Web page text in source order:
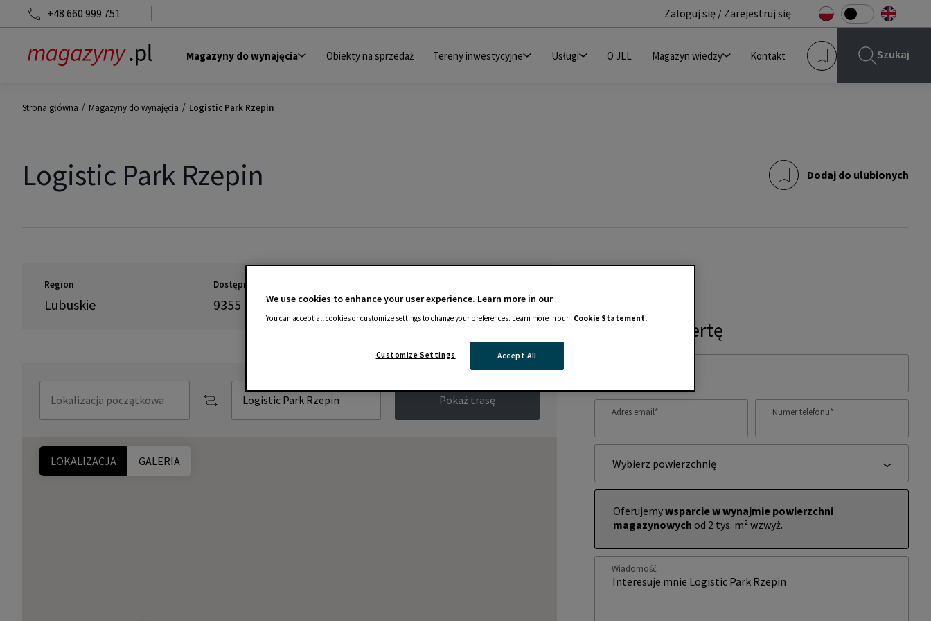
+48 660 999 751 Zaloguj się / Zarejestruj się
Magazyny do wynajęcia Obiekty na sprzedaż Tereny inwestycyjne Usługi O JLL Magazyn wiedzy Kontakt Szukaj
Strona główna / Magazyny do wynajęcia / Logistic Park Rzepin
Logistic Park Rzepin Dodaj do ulubionych
Region
Lubuskie
Dostępność
9355
LOKALIZACJA GALERIA
Pokaż trasę
Zapytaj o ofertę
Adres email* Numer telefonu*
Wybierz powierzchnię
Oferujemywsparcie w wynajmie powierzchni
magazynowych od 2 tys. m² wzwyż.
Wiadomość
We use cookies to enhance your user experience. Learn more in our
You can accept all cookies or customize settings to change your preferences. Learn more in our Cookie Statement.
Accept All
Customize Settings